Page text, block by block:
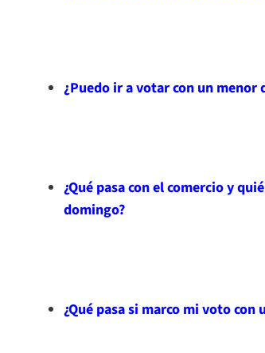
¿Puedo ir a votar con un menor
¿Qué pasa con el comercio y
domingo?
¿Qué pasa si marco mi voto con